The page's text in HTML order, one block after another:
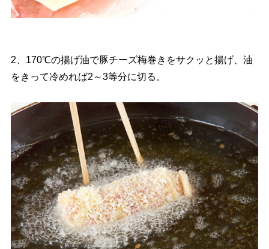
2、170℃の揚げ油で豚チーズ梅巻きをサクッと揚げ、油
をきって冷めれば2～3等分に切る。